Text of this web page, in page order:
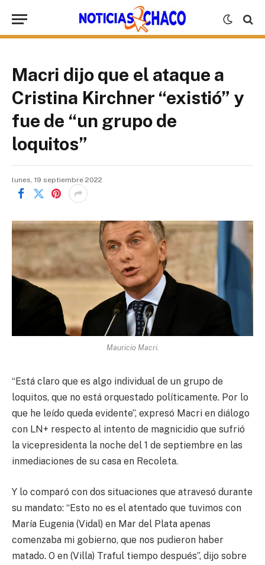
Macri dijo que el ataque a
Cristina Kirchner “existió” y
fue de “un grupo de
loquitos”
lunes, 19 septiembre 2022
Mauricio Macri.
“Está claro que es algo individual de un grupo de
loquitos, que no está orquestado políticamente. Por lo
que he leído queda evidente”, expresó Macri en diálogo
con LN+ respecto al intento de magnicidio que sufrió
la vicepresidenta la noche del 1 de septiembre en las
inmediaciones de su casa en Recoleta.
Y lo comparó con dos situaciones que atravesó durante
su mandato: “Esto no es el atentado que tuvimos con
María Eugenia (Vidal) en Mar del Plata apenas
comenzaba mi gobierno, que nos pudieron haber
matado. O en (Villa) Traful tiempo después”, dijo sobre